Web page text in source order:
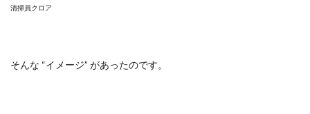
清掃員クロア
そんな “イメージ” があったのです。